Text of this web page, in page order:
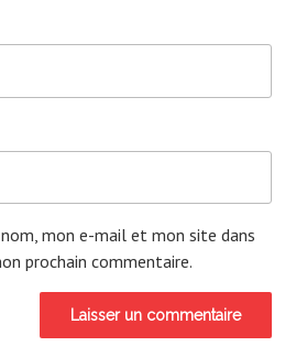
mon e-mail et mon site dans
prochain commentaire.